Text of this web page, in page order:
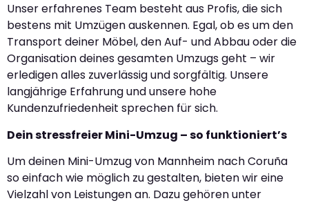
Unser erfahrenes Team besteht aus Profis, die sich
bestens mit Umzügen auskennen. Egal, ob es um den
Transport deiner Möbel, den Auf- und Abbau oder die
Organisation deines gesamten Umzugs geht – wir
erledigen alles zuverlässig und sorgfältig. Unsere
langjährige Erfahrung und unsere hohe
Kundenzufriedenheit sprechen für sich.
Dein stressfreier Mini-Umzug – so funktioniert’s
Um deinen Mini-Umzug von Mannheim nach Coruña
so einfach wie möglich zu gestalten, bieten wir eine
Vielzahl von Leistungen an. Dazu gehören unter